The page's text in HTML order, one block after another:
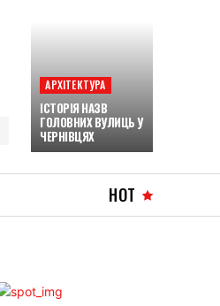
АРХІТЕКТУРА
ІСТОРІЯ НАЗВ
ГОЛОВНИХ ВУЛИЦЬ У
ЧЕРНІВЦЯХ
HOT